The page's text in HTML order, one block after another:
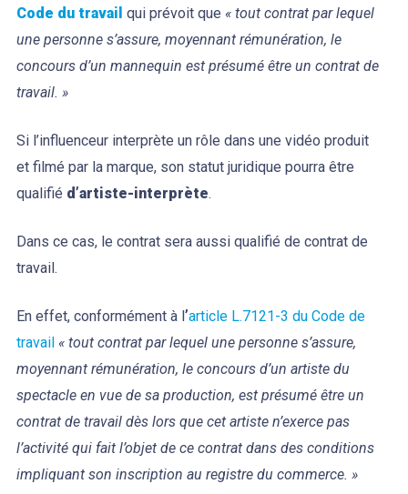
Code du travail qui prévoit que « tout contrat par lequel
une personne s’assure, moyennant rémunération, le
concours d’un mannequin est présumé être un contrat de
travail. »
Si l’influenceur interprète un rôle dans une vidéo produit
et filmé par la marque, son statut juridique pourra être
qualifié d’artiste-interprète.
Dans ce cas, le contrat sera aussi qualifié de contrat de
travail.
En effet, conformément à l’article L.7121-3 du Code de
travail « tout contrat par lequel une personne s’assure,
moyennant rémunération, le concours d’un artiste du
spectacle en vue de sa production, est présumé être un
contrat de travail dès lors que cet artiste n’exerce pas
l’activité qui fait l’objet de ce contrat dans des conditions
impliquant son inscription au registre du commerce. »